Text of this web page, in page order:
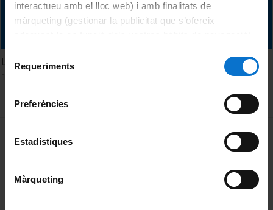
interactueu amb el lloc web) i amb finalitats de
màrqueting (gestionar la publicitat que s’ofereix
consultar laPolítica de galetes del lloc web de la
de Requeriments
Preferències
Estadístiques
Màrqueting
Los nanomateriales de la 3a revolución industrial
MENÚ PEU 1
Política de Cookies
Privacidad y términos